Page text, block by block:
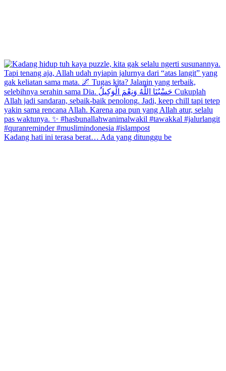
Kadang hati ini terasa berat… Ada yang ditunggu be